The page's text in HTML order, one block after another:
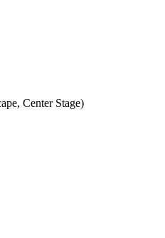
Center Stage)